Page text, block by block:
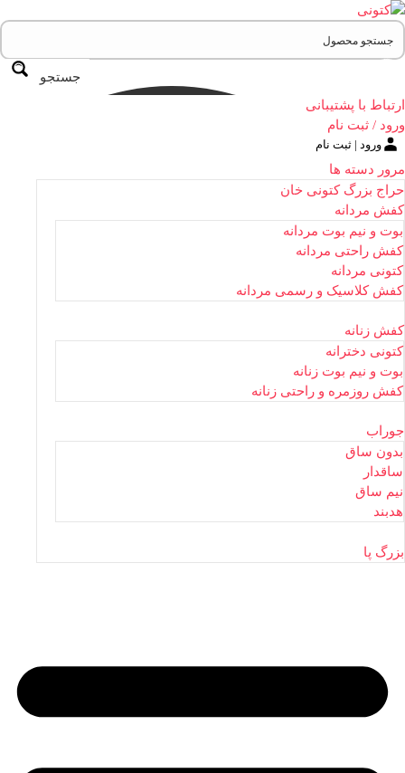
جستجو
ارتباط با پشتیبانی
ورود / ثبت نام
ورود | ثبت نام
مرور دسته ها
حراج بزرگ کتونی خان
کفش مردانه
بوت و نیم بوت مردانه
کفش راحتی مردانه
کتونی مردانه
کفش کلاسیک و رسمی مردانه
کفش زنانه
کتونی دخترانه
بوت و نیم بوت زنانه
کفش روزمره و راحتی زنانه
جوراب
بدون ساق
ساقدار
نیم ساق
هدبند
بزرگ پا